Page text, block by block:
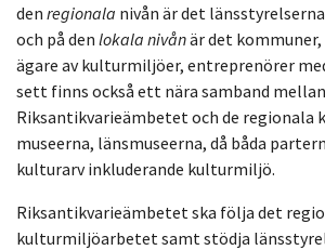
den regionala nivån är det
och på den lokala nivånär det
ägare av kulturmiljöer, entreprenörer
sett finns också ett nära samband mellan
Riksantikvarieämbetet och de regionala
museerna, länsmuseerna, då båda
kulturarv inkluderande kulturmiljö.
Riksantikvarieämbetet ska följa det
kulturmiljöarbetet samt stödja